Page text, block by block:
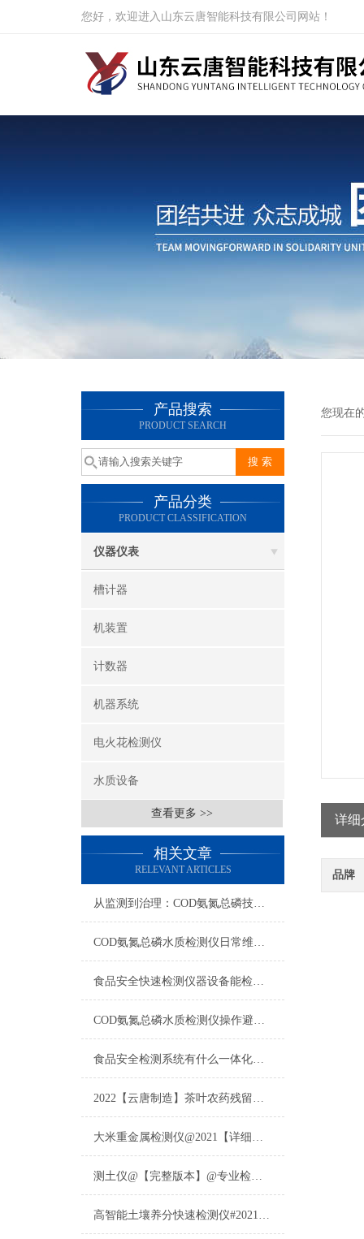
您好，欢迎进入山东云唐智能科技有限公司网站！
产品搜索
PRODUCT SEARCH
产品分类
PRODUCT CLASSIFICATION
仪器仪表
槽计器
机装置
计数器
机器系统
电火花检测仪
水质设备
查看更多 >>
相关文章
RELEVANT ARTICLES
从监测到治理：COD氨氮总磷技术的双领域实战解析
COD氨氮总磷水质检测仪日常维护与试剂管理，降低故障率就靠这几招
食品安全快速检测仪器设备能检什么？一张表说清适用范围
COD氨氮总磷水质检测仪操作避坑指南：这几个步骤直接影响数据准确性
食品安全检测系统有什么一体化配置·2023仪器仪表推荐·山东云唐
2022【云唐制造】茶叶农药残留检测仪多少钱一台@山东云唐仪器仪表制造
大米重金属检测仪@2021【详细版本】@专业检测大米重金属仪器仪表
测土仪@【完整版本】@专业检测土壤的仪器仪表
高智能土壤养分快速检测仪#2021【土壤养分检测专用仪器仪表】
您现在
详细
品牌